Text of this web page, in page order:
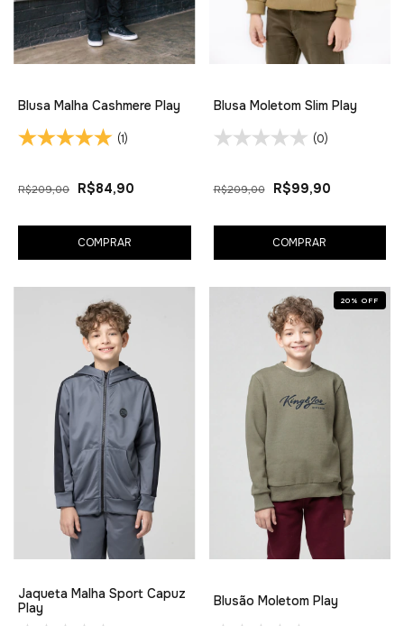
Blusa Malha Cashmere Play
(1)
R$209,00 R$84,90
COMPRAR
Blusa Moletom Slim Play
(0)
R$209,00 R$99,90
COMPRAR
Jaqueta Malha Sport Capuz
Play
20 % OFF
Blusão Moletom Play